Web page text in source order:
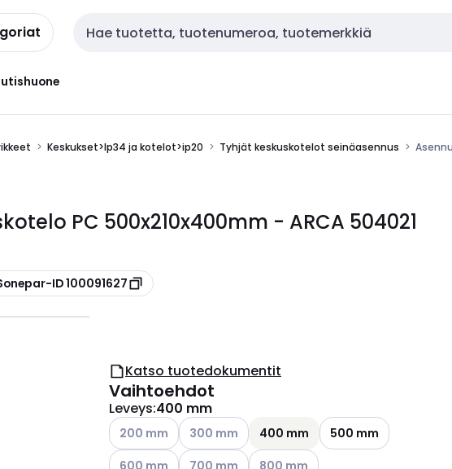
Haku
Keskukset>Ip34 ja kotelot>ip20 Tyhjät keskuskotelot seinäasennus
PC 500x210x400mm - ARCA 504021
ID 100091627
Katso tuotedokumentit
Vaihtoehdot
Leveys:400 mm
Katso käytettävissä olevat vaihtoehdot
200 mm Katso käytettävissä olevat vaihtoehdot
300 mm 400 mm
500 mm
Katso käytettävissä olevat vaihtoehdot
600 mm Katso käytettävissä olevat vaihtoehdot
700 mm Katso käytettävissä olevat
800 mm